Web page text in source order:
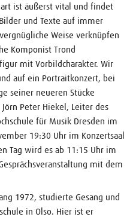
ist äußerst vital und findet
und Texte auf immer
Weise verknüpfen
Komponist Trond
mit Vorbildcharakter. Wir
auf ein Portraitkonzert, bei
seiner neueren Stücke
Peter Hiekel, Leiter des
für Musik Dresden im
19:30 Uhr im Konzertsaal
Tag wird es ab 11:15 Uhr im
mit dem
1972, studierte Gesang und
in Olso. Hier ist er